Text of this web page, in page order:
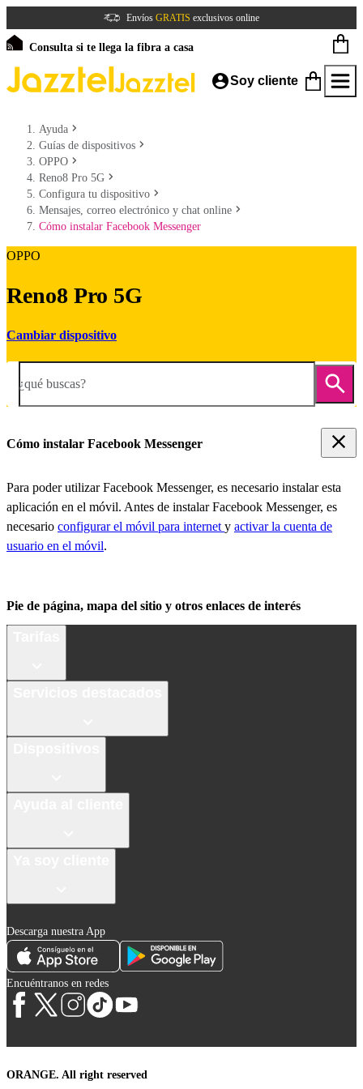
Envíos GRATIS exclusivos online
Consulta si te llega la fibra a casa
Soy cliente
Ayuda
Guías de dispositivos
OPPO
Reno8 Pro 5G
Configura tu dispositivo
Mensajes, correo electrónico y chat online
Cómo instalar Facebook Messenger
OPPO
Reno8 Pro 5G
Cambiar dispositivo
¿qué buscas?
Cómo instalar Facebook Messenger
Para poder utilizar Facebook Messenger, es necesario instalar esta
aplicación en el móvil. Antes de instalar Facebook Messenger, es
necesario configurar el móvil para internet y activar la cuenta de
usuario en el móvil.
Pie de página, mapa del sitio y otros enlaces de interés
Descarga nuestra App
Encuéntranos en redes
ORANGE. All right reserved